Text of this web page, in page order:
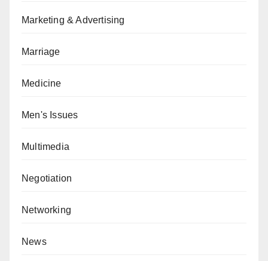
Marketing & Advertising
Marriage
Medicine
Men's Issues
Multimedia
Negotiation
Networking
News